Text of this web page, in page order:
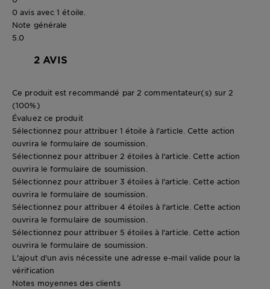
0 avis avec 1 étoile.
Note générale
5.0
2 AVIS
Ce produit est recommandé par 2 commentateur(s) sur 2
(100%)
Évaluez ce produit
Sélectionnez pour attribuer 1 étoile à l'article. Cette action
ouvrira le formulaire de soumission.
Sélectionnez pour attribuer 2 étoiles à l'article. Cette action
ouvrira le formulaire de soumission.
Sélectionnez pour attribuer 3 étoiles à l'article. Cette action
ouvrira le formulaire de soumission.
Sélectionnez pour attribuer 4 étoiles à l'article. Cette action
ouvrira le formulaire de soumission.
Sélectionnez pour attribuer 5 étoiles à l'article. Cette action
ouvrira le formulaire de soumission.
L'ajout d'un avis nécessite une adresse e-mail valide pour la
vérification
Notes moyennes des clients